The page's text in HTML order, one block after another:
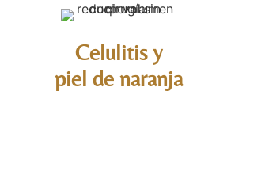
Celulitis y
piel de naranja